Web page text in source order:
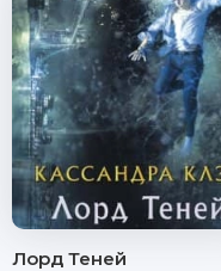
Лорд Теней